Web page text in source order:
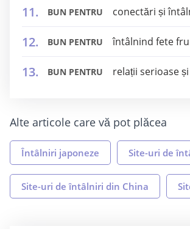
BUN PENTRU conectări și
BUN PENTRU întâlnind fete
BUN PENTRU relații serioase
Alte articole care vă pot plăcea
Întâlniri japoneze Site-uri de
Site-uri de întâlniri din China